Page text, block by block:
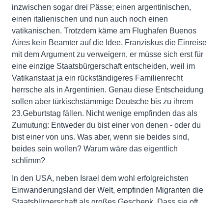
inzwischen sogar drei Pässe; einen argentinischen,
einen italienischen und nun auch noch einen
vatikanischen. Trotzdem käme am Flughafen Buenos
Aires kein Beamter auf die Idee, Franziskus die Einreise
mit dem Argument zu verweigern, er müsse sich erst für
eine einzige Staatsbürgerschaft entscheiden, weil im
Vatikanstaat ja ein rückständigeres Familienrecht
herrsche als in Argentinien. Genau diese Entscheidung
sollen aber türkischstämmige Deutsche bis zu ihrem
23.Geburtstag fällen. Nicht wenige empfinden das als
Zumutung: Entweder du bist einer von denen - oder du
bist einer von uns. Was aber, wenn sie beides sind,
beides sein wollen? Warum wäre das eigentlich
schlimm?
In den USA, neben Israel dem wohl erfolgreichsten
Einwanderungsland der Welt, empfinden Migranten die